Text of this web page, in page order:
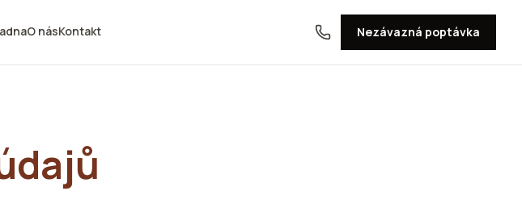
O násKontakt Nezávazná poptávka